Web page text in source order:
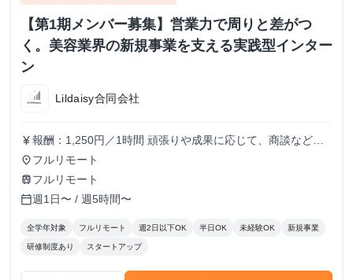
【第1期メンバー募集】営業力で周りと差がつ
く。美容業界の新規事業を支える実践型インター
ン
Lildaisy合同会社
currency_yen 報酬：1,250円／1時間 頑張りや成果に応じて、商談などよ
り裁量のある業務にもチャレンジできます。 しっかりとし
た評価体制を設け、時給アップも随時検討していきます！
place フルリモート
train フルリモート
calendar_today週1日〜 / 週5時間〜
全学年対象 フルリモート 週2日以下OK 半日OK 未経験OK 新規事業
研修制度あり スタートアップ